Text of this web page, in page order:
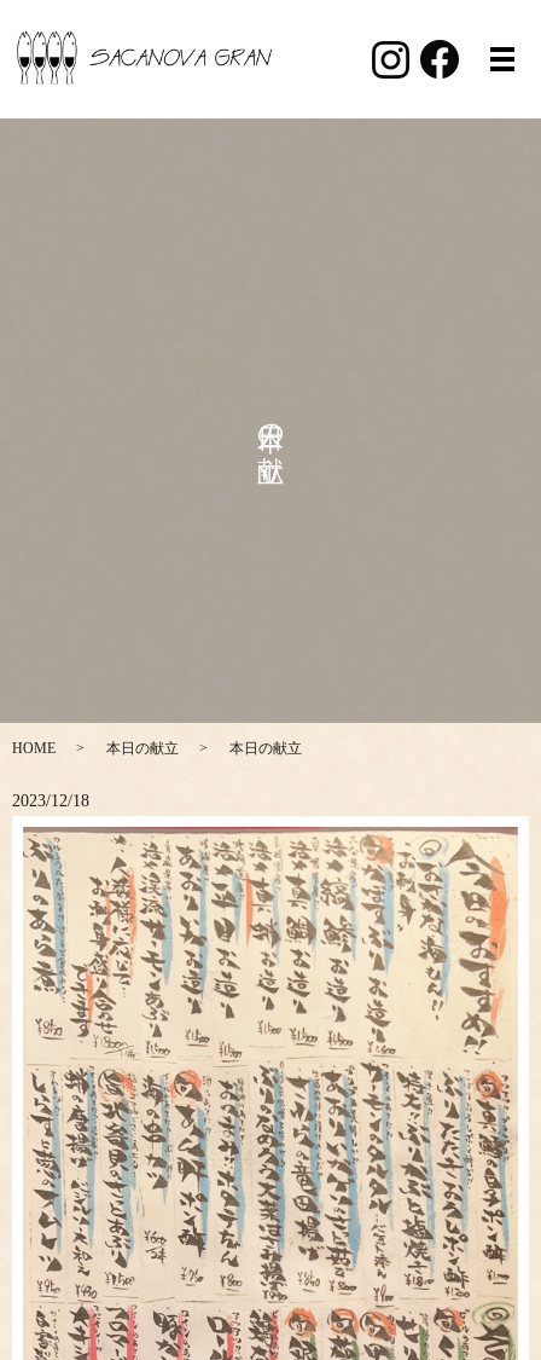
本日の献立
HOME 本日の献立 本日の献立
2023/12/18